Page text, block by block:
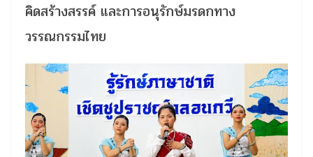
คิดสร้างสรรค์ และการอนุรักษ์มรดกทาง
วรรณกรรมไทย